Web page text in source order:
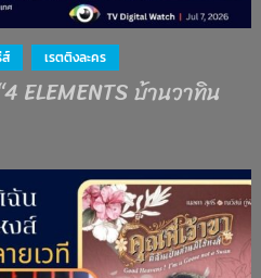
เรตติงละคร
ELEMENTS บ้านวาทิน